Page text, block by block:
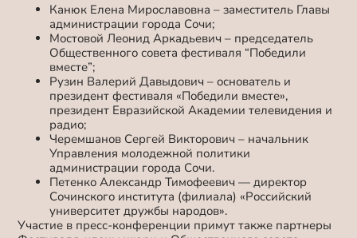
Канюк Елена Мирославовна – заместитель Главы
администрации города Сочи;
Мостовой Леонид Аркадьевич – председатель
Общественного совета фестиваля “Победили
вместе”;
Рузин Валерий Давыдович – основатель и
президент фестиваля «Победили вместе»,
президент Евразийской Академии телевидения и
радио;
Черемшанов Сергей Викторович – начальник
Управления молодежной политики
администрации города Сочи.
Петенко Александр Тимофеевич — директор
Сочинского института (филиала) «Российский
университет дружбы народов».
Участие в пресс-конференции примут также партнеры